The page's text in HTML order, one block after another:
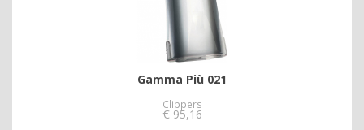
Gamma Più 021
Clippers
€ 95,16